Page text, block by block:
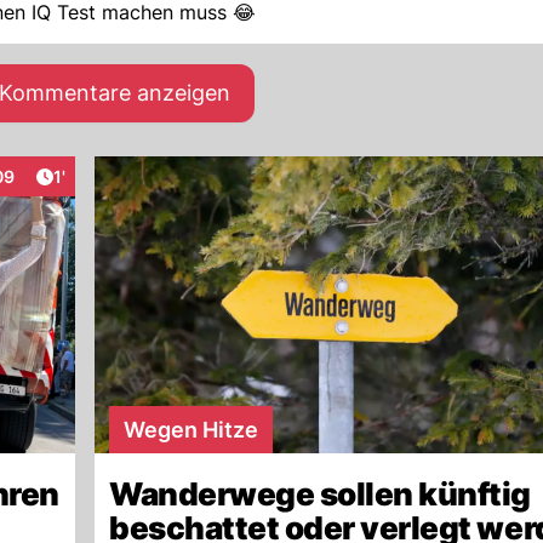
IQ Test machen muss 😂
anzeigen
Artikel veröffentlicht:
1'
Wegen Hitze
Wanderwege sollen künftig
beschattet oder verlegt